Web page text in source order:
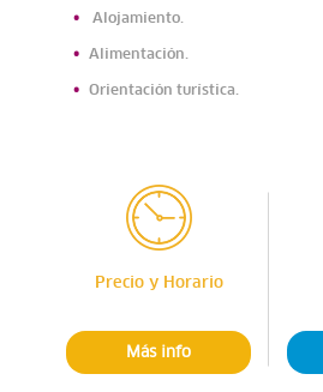
Alojamiento.
Alimentación.
Orientación turística.
Precio y Horario
Más info